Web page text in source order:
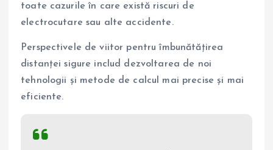
toate cazurile în care există riscuri de
electrocutare sau alte accidente.
Perspectivele de viitor pentru îmbunătățirea
distanței sigure includ dezvoltarea de noi
tehnologii și metode de calcul mai precise și mai
eficiente.